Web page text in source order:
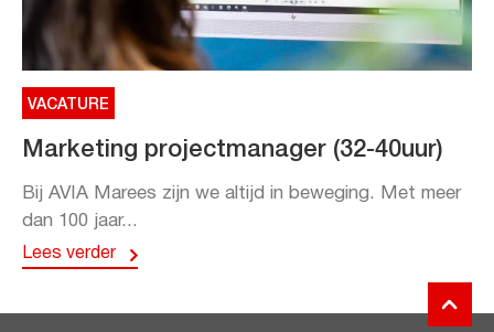
VACATURE
Marketing projectmanager (32-40uur)
Bij AVIA Marees zijn we altijd in beweging. Met meer
dan 100 jaar...
Lees verder